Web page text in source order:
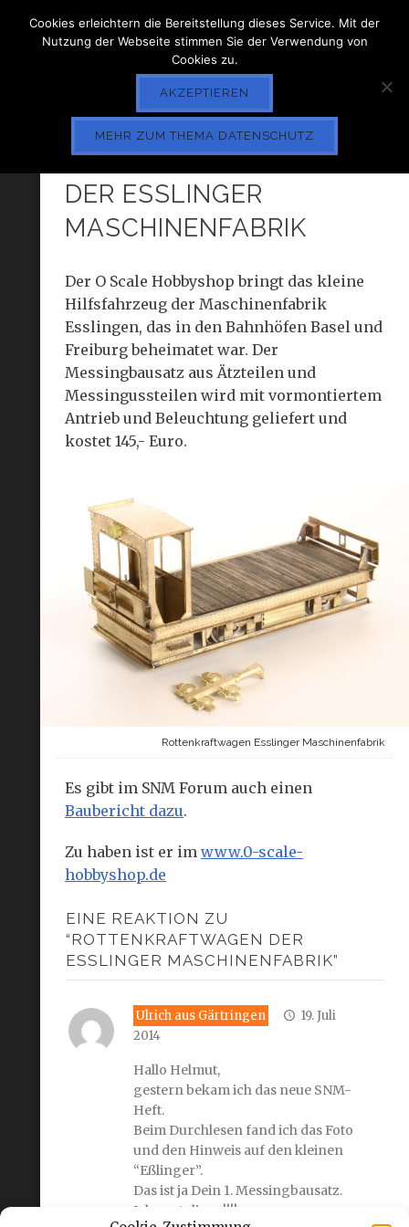
ROTTENKRAFTWAGEN
DER ESSLINGER
MASCHINENFABRIK
Der O Scale Hobbyshop bringt das kleine
Hilfsfahrzeug der Maschinenfabrik
Esslingen, das in den Bahnhöfen Basel und
Freiburg beheimatet war. Der
Messingbausatz aus Ätzteilen und
Messingussteilen wird mit vormontiertem
Antrieb und Beleuchtung geliefert und
kostet 145,- Euro.
Rottenkraftwagen Esslinger Maschinenfabrik
Es gibt im SNM Forum auch einen
Baubericht dazu.
Zu haben ist er im www.0-scale-
hobbyshop.de
EINE REAKTION ZU
“ROTTENKRAFTWAGEN DER
ESSLINGER MASCHINENFABRIK”
Ulrich aus Gärtringen
19. Juli
2014
Hallo Helmut,
gestern bekam ich das neue SNM-
Heft.
Beim Durchlesen fand ich das Foto
und den Hinweis auf den kleinen
“Eßlinger”.
Das ist ja Dein 1. Messingbausatz.
Ich gratuliere !!!!
Cookies erleichtern die Bereitstellung dieses Service. Mit der
Nutzung der Webseite stimmen Sie der Verwendung von
Cookies zu.
AKZEPTIEREN
MEHR ZUM THEMA DATENSCHUTZ